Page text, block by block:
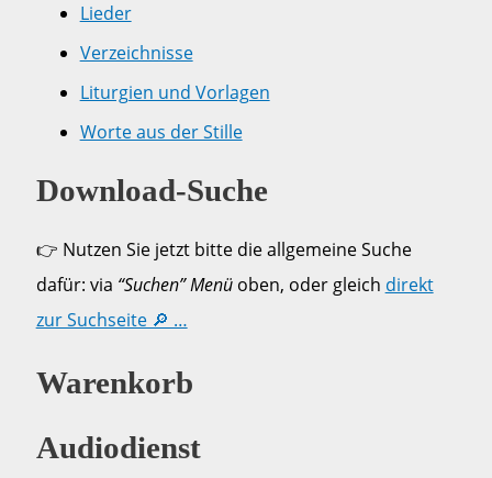
Lieder
Verzeichnisse
Liturgien und Vorlagen
Worte aus der Stille
Download-Suche
👉 Nutzen Sie jetzt bitte die allgemeine Suche
dafür: via “Suchen” Menüoben, oder gleich direkt
zur Suchseite 🔎 …
Warenkorb
Audiodienst